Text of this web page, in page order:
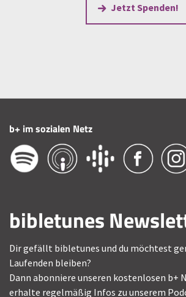
Jetzt Spenden!
b+ im sozialen Netz
bibletunes
Dir gefällt bibletunes und du möchtest
Laufenden bleiben?
Dann abonniere unseren kostenlosen b+
erhalte regelmäßig Infos zu unserem